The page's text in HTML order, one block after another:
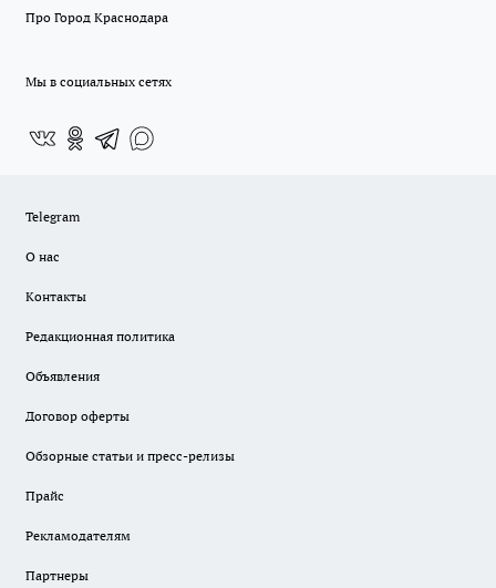
Про Город Краснодара
Мы в социальных сетях
Telegram
О нас
Контакты
Редакционная политика
Объявления
Договор оферты
Обзорные статьи и пресс-релизы
Прайс
Рекламодателям
Партнеры